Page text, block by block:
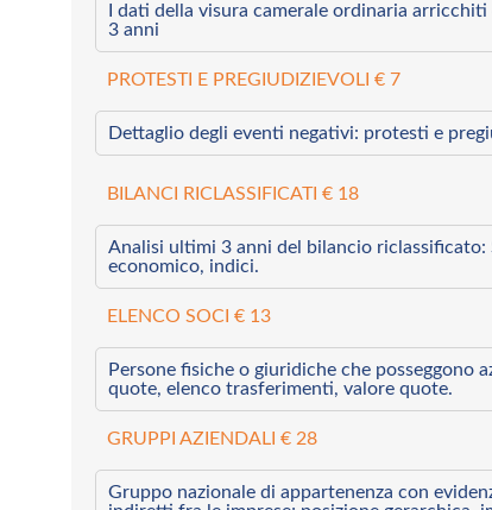
I dati della visura camerale ordinaria
3 anni
PROTESTI E PREGIUDIZIEVOLI € 7
Dettaglio degli eventi negativi: protesti e
BILANCI RICLASSIFICATI € 18
Analisi ultimi 3 anni del bilancio
economico, indici.
ELENCO SOCI € 13
Persone fisiche o giuridiche che posseggono
quote, elenco trasferimenti, valore quote.
GRUPPI AZIENDALI € 28
Gruppo nazionale di appartenenza con